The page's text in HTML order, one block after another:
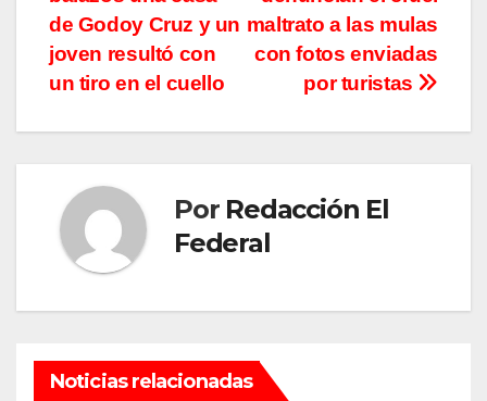
entradas
maltrato a las mulas
con fotos enviadas
por turistas
de Godoy Cruz y un
joven resultó con
un tiro en el cuello
Por Redacción El
Federal
Noticias relacionadas